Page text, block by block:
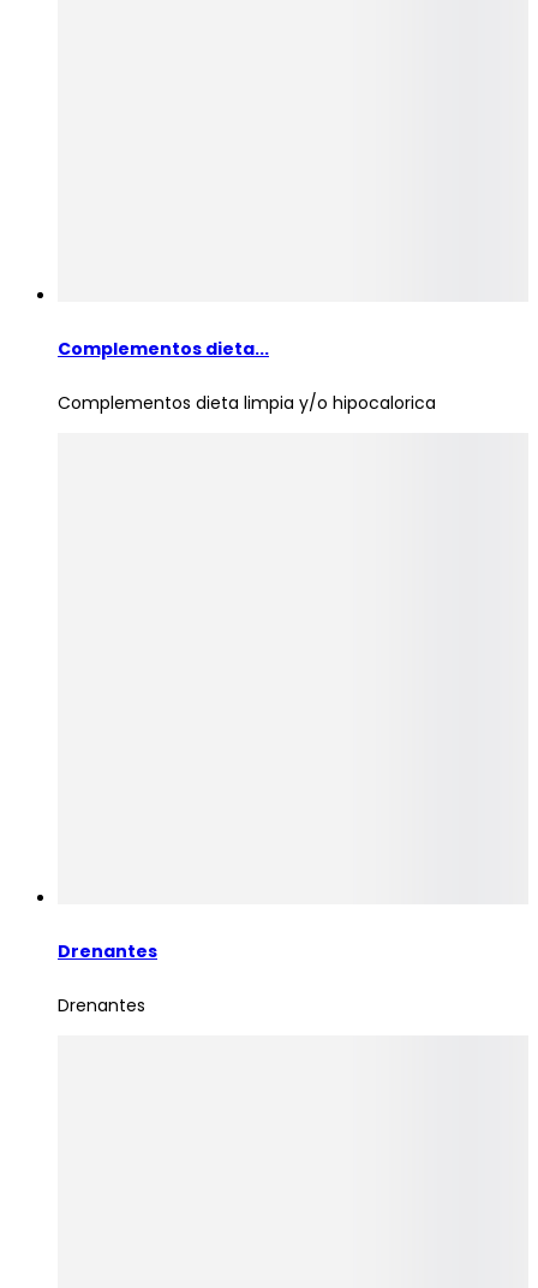
Complementos dieta...
Complementos dieta limpia y/o hipocalorica
Drenantes
Drenantes